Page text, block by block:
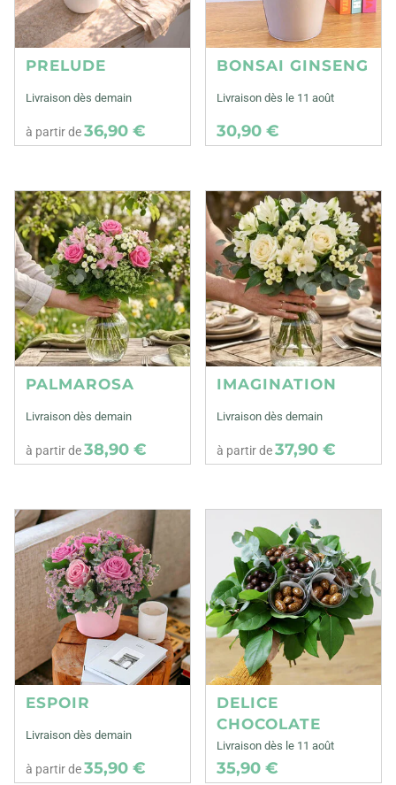
PRELUDE
Livraison dès demain
à partir de36,90 €
BONSAI GINSENG
Livraison dès le 11 août
30,90 €
PALMAROSA
Livraison dès demain
à partir de38,90 €
IMAGINATION
Livraison dès demain
à partir de37,90 €
ESPOIR
Livraison dès demain
à partir de35,90 €
DELICE
CHOCOLATE
Livraison dès le 11 août
35,90 €